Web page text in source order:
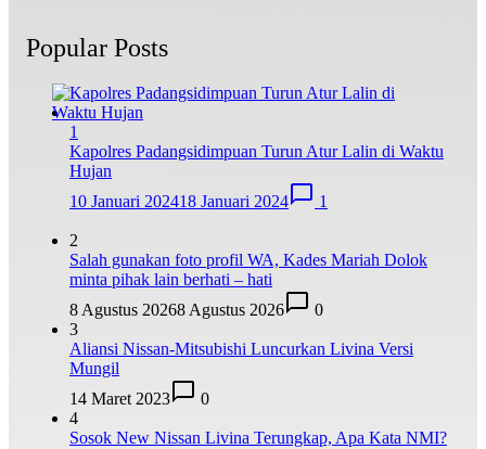
Popular Posts
1
Kapolres Padangsidimpuan Turun Atur Lalin di Waktu
Hujan
10 Januari 202418 Januari 2024 1
2
Salah gunakan foto profil WA, Kades Mariah Dolok
minta pihak lain berhati – hati
8 Agustus 20268 Agustus 2026
0
3
Aliansi Nissan-Mitsubishi Luncurkan Livina Versi
Mungil
14 Maret 2023
0
4
Sosok New Nissan Livina Terungkap, Apa Kata NMI?